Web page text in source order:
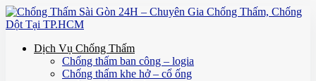
Dịch Vụ Chống Thấm
Chống thấm ban công – logia
Chống thấm khe hở – cổ ống